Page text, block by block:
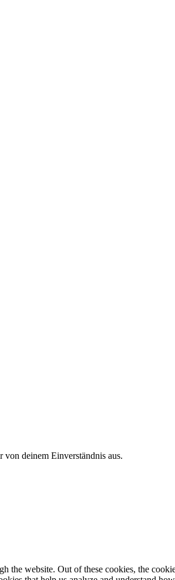
deinem Einverständnis aus.
website. Out of these cookies, the